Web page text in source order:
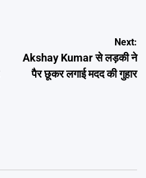
Next:
Akshay Kumar से लड़की ने
पैर छूकर लगाई मदद की गुहार